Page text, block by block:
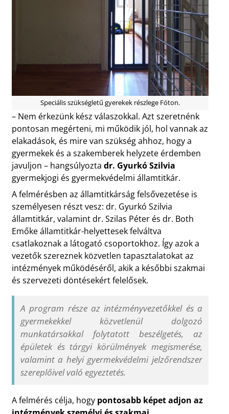
Speciális szükségletű gyerekek részlege Fóton.
– Nem érkezünk kész válaszokkal. Azt szeretnénk
pontosan megérteni, mi működik jól, hol vannak az
elakadások, és mire van szükség ahhoz, hogy a
gyermekek és a szakemberek helyzete érdemben
javuljon – hangsúlyozta dr. Gyurkó Szilvia
gyermekjogi és gyermekvédelmi államtitkár.
A felmérésben az államtitkárság felsővezetése is
személyesen részt vesz: dr. Gyurkó Szilvia
államtitkár, valamint dr. Szilas Péter és dr. Both
Emőke államtitkár-helyettesek felváltva
csatlakoznak a látogató csoportokhoz. Így azok a
vezetők szereznek közvetlen tapasztalatokat az
intézmények működéséről, akik a későbbi szakmai
és szervezeti döntésekért felelősek.
A program része az intézményvezetőkkel és a
gyermekekkel közvetlenül dolgozó
munkatársakkal folytatott beszélgetés, az
épületek és tárgyi körülmények megismerése,
valamint a helyi gyermekvédelmi jelzőrendszer
szereplőivel való egyeztetés.
A felmérés célja, hogy pontosabb képet adjon az